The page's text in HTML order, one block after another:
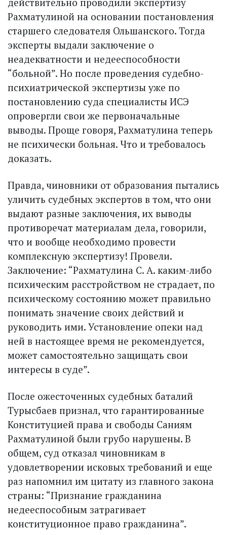
Рахматулиной на основании постановления
старшего следователя Ольшанского. Тогда
эксперты выдали заключение о
неадекватности и недееспособности
“больной”. Но после проведения судебно-
психиатрической экспертизы уже по
постановлению суда специалисты ИСЭ
опровергли свои же первоначальные
выводы. Проще говоря, Рахматулина теперь
не психически больная. Что и требовалось
доказать.
Правда, чиновники от образования пытались
уличить судебных экспертов в том, что они
выдают разные заключения, их выводы
противоречат материалам дела, говорили,
что и вообще необходимо провести
комплексную экспертизу! Провели.
Заключение: “Рахматулина С. А. каким-либо
психическим расстройством не страдает, по
психическому состоянию может правильно
понимать значение своих действий и
руководить ими. Установление опеки над
ней в настоящее время не рекомендуется,
может самостоятельно защищать свои
интересы в суде”.
После ожесточенных судебных баталий
Турысбаев признал, что гарантированные
Конституцией права и свободы Саниям
Рахматулиной были грубо нарушены. В
общем, суд отказал чиновникам в
удовлетворении исковых требований и еще
раз напомнил им цитату из главного закона
страны: “Признание гражданина
недееспособным затрагивает
конституционное право гражданина”.